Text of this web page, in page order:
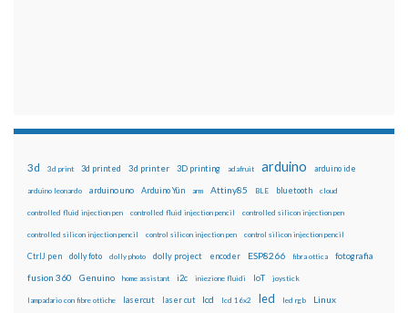
3d 3d print 3d printed 3d printer 3D printing adafruit arduino arduino ide
arduino leonardo arduino uno Arduino Yún arm Attiny85 BLE bluetooth cloud
controlled fluid injection pen controlled fluid injection pencil controlled silicon injection pen
controlled silicon injection pencil control silicon injection pen control silicon injection pencil
CtrlJ pen dolly foto dolly photo dolly project encoder ESP8266 fibra ottica fotografia
fusion 360 Genuino home assistant i2c iniezione fluidi IoT joystick
lampadario con fibre ottiche lasercut laser cut lcd lcd 16x2 led led rgb Linux